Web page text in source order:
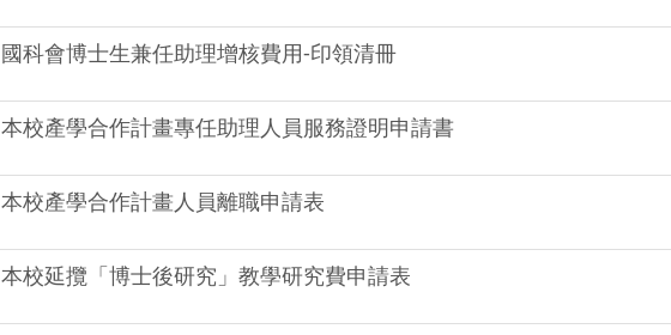
國科會博士生兼任助理增核費用-印領清冊
本校產學合作計畫專任助理人員服務證明申請書
本校產學合作計畫人員離職申請表
本校延攬「博士後研究」教學研究費申請表